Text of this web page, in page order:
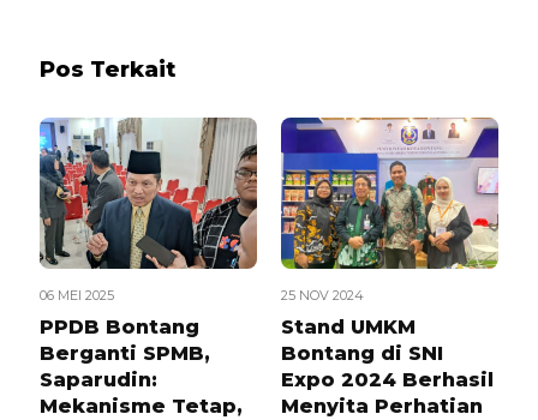
Pos Terkait
06 MEI 2025
PPDB Bontang
Berganti SPMB,
Saparudin:
Mekanisme Tetap,
25 NOV 2024
Stand UMKM
Bontang di SNI
Expo 2024 Berhasil
Menyita Perhatian